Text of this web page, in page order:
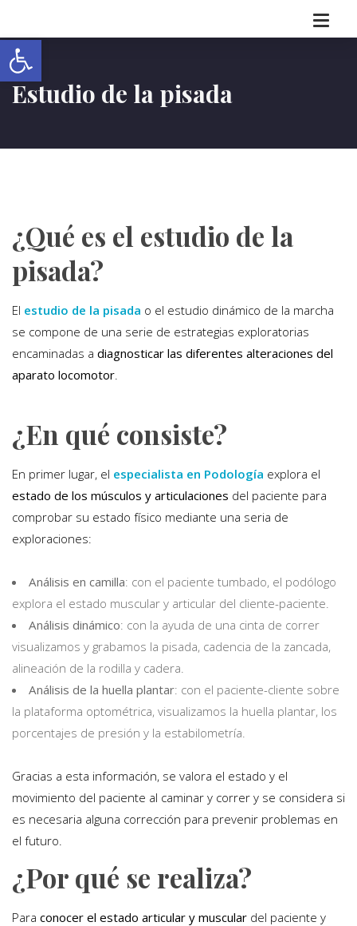
Abrir barra de herramientas
Estudio de la pisada
¿Qué es el estudio de la
pisada?
El estudio de la pisada o el estudio dinámico de la marcha
se compone de una serie de estrategias exploratorias
encaminadas a diagnosticar las diferentes alteraciones del
aparato locomotor.
¿En qué consiste?
En primer lugar, el especialista en Podología explora el
estado de los músculos y articulaciones del paciente para
comprobar su estado físico mediante una seria de
exploraciones:
Análisis en camilla: con el paciente tumbado, el podólogo
explora el estado muscular y articular del cliente-paciente.
Análisis dinámico: con la ayuda de una cinta de correr
visualizamos y grabamos la pisada, cadencia de la zancada,
alineación de la rodilla y cadera.
Análisis de la huella plantar: con el paciente-cliente sobre
la plataforma optométrica, visualizamos la huella plantar, los
porcentajes de presión y la estabilometría.
Gracias a esta información, se valora el estado y el
movimiento del paciente al caminar y correr y se considera si
es necesaria alguna corrección para prevenir problemas en
el futuro.
¿Por qué se realiza?
Para conocer el estado articular y muscular del paciente y